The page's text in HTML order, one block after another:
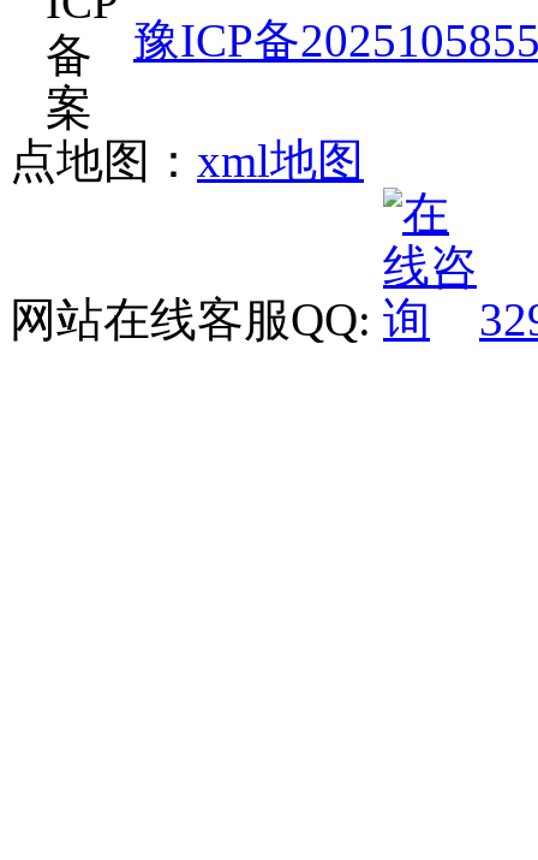
豫ICP备
点地图： xml地图
网站在线客服QQ: